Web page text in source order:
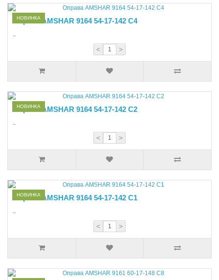
НОВИНКА
Оправа AMSHAR 9164 54-17-142 C4
..
< >
НОВИНКА
Оправа AMSHAR 9164 54-17-142 C2
..
< >
НОВИНКА
Оправа AMSHAR 9164 54-17-142 C1
..
< >